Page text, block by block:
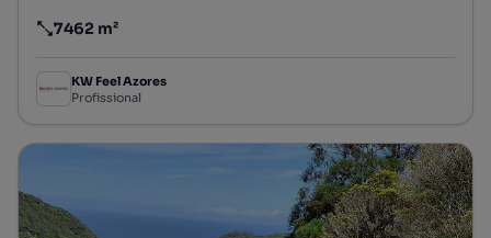
Preço por metro quadrado
7462 m²
KW Feel Azores
Profissional